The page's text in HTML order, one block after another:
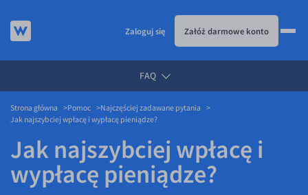
KURSY WALUT
Kursy walut
USD/PLN
CHF/PLN
KARTA WIELOWALUTOWA
Visa Benefit
ESIM
DLA FIRM
Zaloguj się Załóż darmowe konto
FAQ
Strona główna Pomoc
Najczęściej zadawane pytania
Jak najszybciej wpłacę i wypłacę pieniądze?
Jak najszybciej wpłacę i
wypłacę pieniądze?